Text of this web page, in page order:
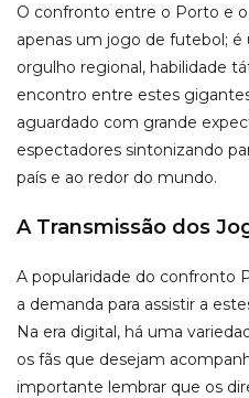
O confronto entre o Porto e
apenas um jogo de futebol;
orgulho regional, habilidade
encontro entre estes
aguardado com grande
espectadores sintonizando
país e ao redor do mundo.
A Transmissão dos
A popularidade do confronto
a demanda para assistir a
Na era digital, há uma
os fãs que desejam
importante lembrar que os